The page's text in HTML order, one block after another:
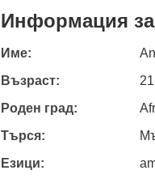
Информация
Име:
Възраст:
Роден град:
Търся:
Езици: